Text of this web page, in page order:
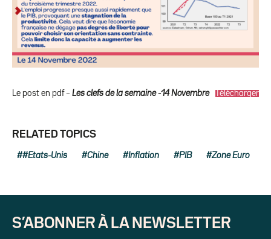
Le post en pdf –Les clefs de la semaine -14 Novembre Télécharger
RELATED TOPICS
#Etats-Unis Chine Inflation PIB Zone Euro
S’ABONNER À LA NEWSLETTER